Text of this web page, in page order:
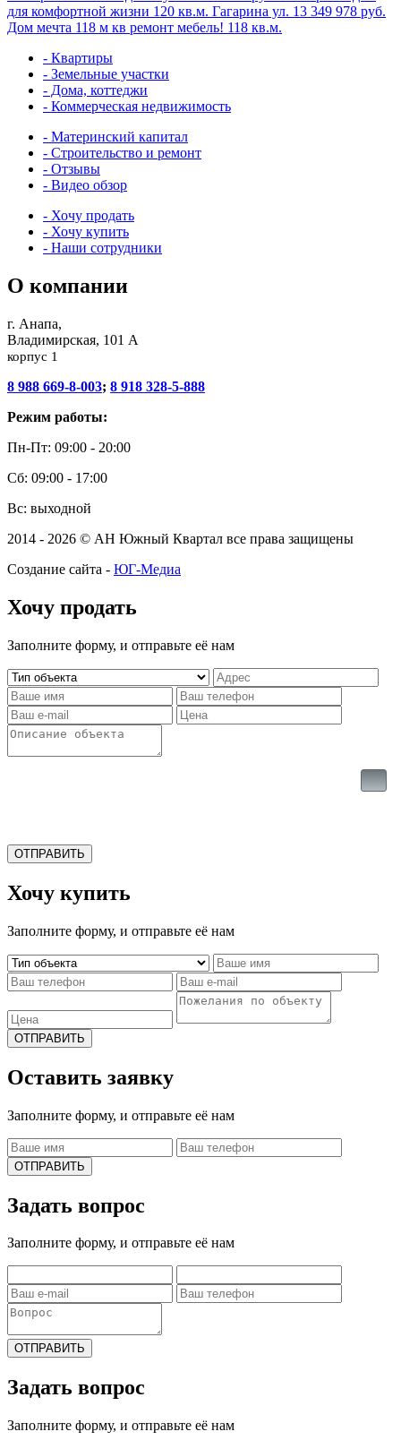
для комфортной жизни 120 кв.м. Гагарина ул. 13 349 978 руб.
Дом мечта 118 м кв ремонт мебель! 118 кв.м.
- Квартиры
- Земельные участки
- Дома, коттеджи
- Коммерческая недвижимость
- Материнский капитал
- Строительство и ремонт
- Отзывы
- Видео обзор
- Хочу продать
- Хочу купить
- Наши сотрудники
О компании
г. Анапа,
Владимирская, 101 А
корпус 1
8 988 669-8-003; 8 918 328-5-888
Режим работы:
Пн-Пт: 09:00 - 20:00
Сб: 09:00 - 17:00
Вс: выходной
2014 - 2026 © АН Южный Квартал все права защищены
Создание сайта - ЮГ-Медиа
Хочу продать
Заполните форму, и отправьте её нам
ОТПРАВИТЬ
Хочу купить
Заполните форму, и отправьте её нам
ОТПРАВИТЬ
Оставить заявку
Заполните форму, и отправьте её нам
ОТПРАВИТЬ
Задать вопрос
Заполните форму, и отправьте её нам
ОТПРАВИТЬ
Задать вопрос
Заполните форму, и отправьте её нам